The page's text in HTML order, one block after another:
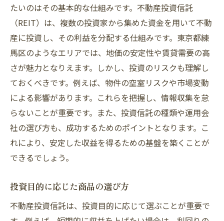
たいのはその基本的な仕組みです。不動産投資信託
（REIT）は、複数の投資家から集めた資金を用いて不動
産に投資し、その利益を分配する仕組みです。東京都練
馬区のようなエリアでは、地価の安定性や賃貸需要の高
さが魅力となりえます。しかし、投資のリスクも理解し
ておくべきです。例えば、物件の空室リスクや市場変動
による影響があります。これらを把握し、情報収集を怠
らないことが重要です。また、投資信託の種類や運用会
社の選び方も、成功するためのポイントとなります。こ
れにより、安定した収益を得るための基盤を築くことが
できるでしょう。
投資目的に応じた商品の選び方
不動産投資信託は、投資目的に応じて選ぶことが重要で